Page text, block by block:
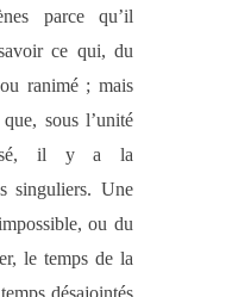
parce qu’il
ce qui, du
ranimé ; mais
sous l’unité
il y a la
singuliers. Une
ou du
le temps de la
désajointés